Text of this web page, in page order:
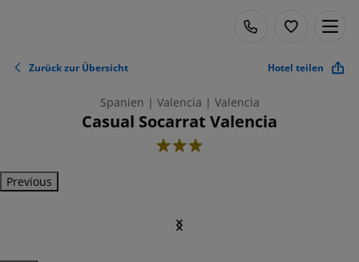
Zurück zur Übersicht Hotel teilen
Spanien | Valencia | Valencia
Casual Socarrat Valencia
3
Previous